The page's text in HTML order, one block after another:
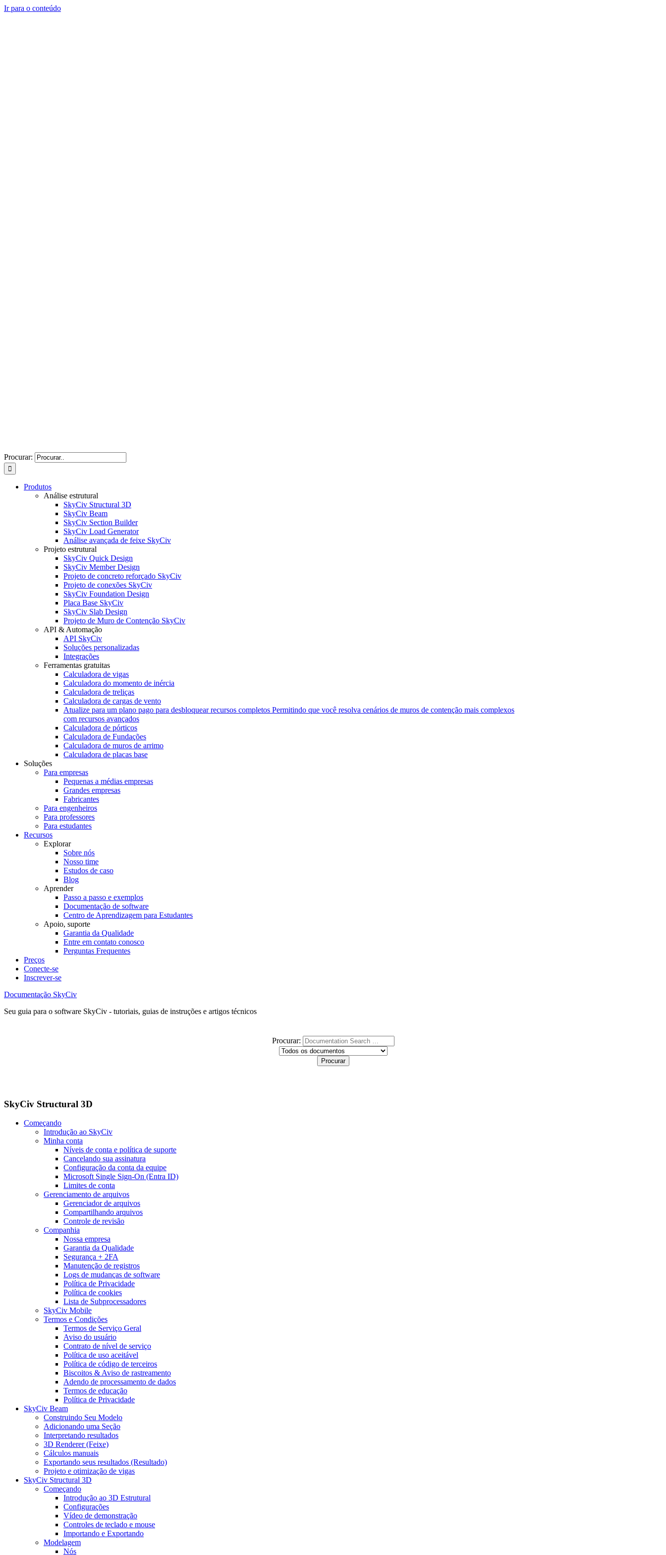
Ir para o conteúdo
Procurar:
Produtos
Análise estrutural
SkyCiv Structural 3D
SkyCiv Beam
SkyCiv Section Builder
SkyCiv Load Generator
Análise avançada de feixe SkyCiv
Projeto estrutural
SkyCiv Quick Design
SkyCiv Member Design
Projeto de concreto reforçado SkyCiv
Projeto de conexões SkyCiv
SkyCiv Foundation Design
Placa Base SkyCiv
SkyCiv Slab Design
Projeto de Muro de Contenção SkyCiv
API & Automação
API SkyCiv
Soluções personalizadas
Integrações
Ferramentas gratuitas
Calculadora de vigas
Calculadora do momento de inércia
Calculadora de treliças
Calculadora de cargas de vento
Atualize para um plano pago para desbloquear recursos completos Permitindo que você resolva cenários de muros de contenção mais complexos
com recursos avançados
Calculadora de pórticos
Calculadora de Fundações
Calculadora de muros de arrimo
Calculadora de placas base
Soluções
Para empresas
Pequenas a médias empresas
Grandes empresas
Fabricantes
Para engenheiros
Para professores
Para estudantes
Recursos
Explorar
Sobre nós
Nosso time
Estudos de caso
Blog
Aprender
Passo a passo e exemplos
Documentação de software
Centro de Aprendizagem para Estudantes
Apoio, suporte
Garantia da Qualidade
Entre em contato conosco
Perguntas Frequentes
Preços
Conecte-se
Inscrever-se
Documentação SkyCiv
Seu guia para o software SkyCiv - tutoriais, guias de instruções e artigos técnicos
Procurar:
SkyCiv Structural 3D
Começando
Introdução ao SkyCiv
Minha conta
Níveis de conta e política de suporte
Cancelando sua assinatura
Configuração da conta da equipe
Microsoft Single Sign-On (Entra ID)
Limites de conta
Gerenciamento de arquivos
Gerenciador de arquivos
Compartilhando arquivos
Controle de revisão
Companhia
Nossa empresa
Garantia da Qualidade
Segurança + 2FA
Manutenção de registros
Logs de mudanças de software
Política de Privacidade
Política de cookies
Lista de Subprocessadores
SkyCiv Mobile
Termos e Condições
Termos de Serviço Geral
Aviso do usuário
Contrato de nível de serviço
Política de uso aceitável
Política de código de terceiros
Biscoitos & Aviso de rastreamento
Adendo de processamento de dados
Termos de educação
Política de Privacidade
SkyCiv Beam
Construindo Seu Modelo
Adicionando uma Seção
Interpretando resultados
3D Renderer (Feixe)
Cálculos manuais
Exportando seus resultados (Resultado)
Projeto e otimização de vigas
SkyCiv Structural 3D
Começando
Introdução ao 3D Estrutural
Configurações
Vídeo de demonstração
Controles de teclado e mouse
Importando e Exportando
Modelagem
Nós